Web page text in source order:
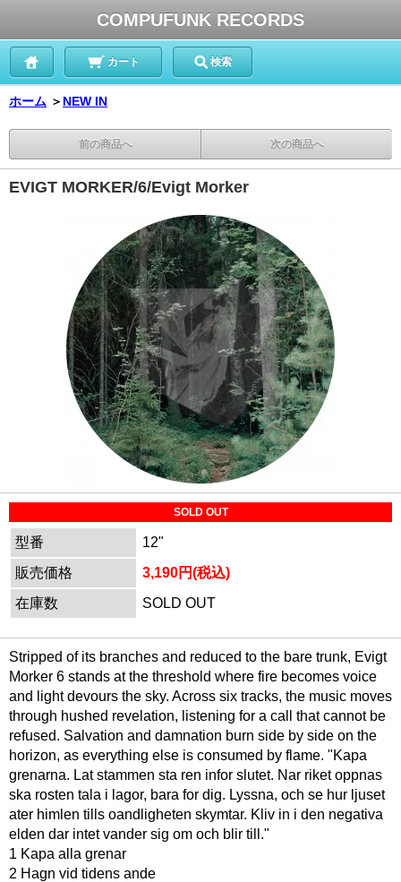
COMPUFUNK RECORDS
カート 検索
ホーム ＞ NEW IN
前の商品へ 次の商品へ
EVIGT MORKER/6/Evigt Morker
SOLD OUT
型番
12"
販売価格
3,190円(税込)
在庫数
SOLD OUT
Stripped of its branches and reduced to the bare trunk, Evigt
Morker 6 stands at the threshold where fire becomes voice
and light devours the sky. Across six tracks, the music moves
through hushed revelation, listening for a call that cannot be
refused. Salvation and damnation burn side by side on the
horizon, as everything else is consumed by flame. "Kapa
grenarna. Lat stammen sta ren infor slutet. Nar riket oppnas
ska rosten tala i lagor, bara for dig. Lyssna, och se hur ljuset
ater himlen tills oandligheten skymtar. Kliv in i den negativa
elden dar intet vander sig om och blir till."
1 Kapa alla grenar
2 Hagn vid tidens ande